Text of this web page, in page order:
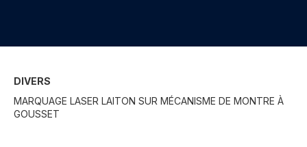
DIVERS
MARQUAGE LASER LAITON SUR MÉCANISME DE MONTRE À
GOUSSET